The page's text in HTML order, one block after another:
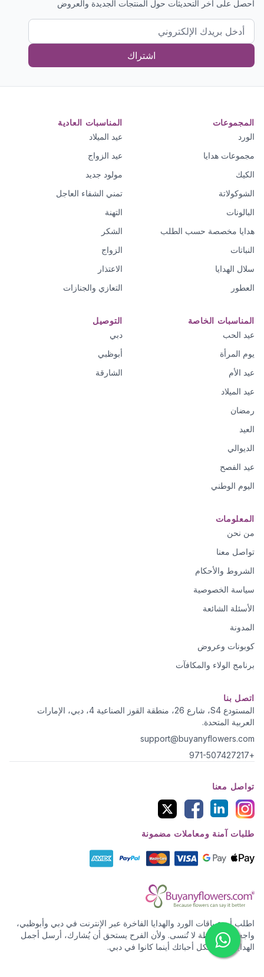
احصل على آخر التحديثات حول المنتجات الجديدة والعروض
اشتراك
المجموعات
الورد
مجموعات هدايا
الكيك
الشوكولاتة
البالونات
هدايا مخصصة حسب الطلب
النباتات
سلال الهدايا
العطور
المناسبات العادية
عيد الميلاد
عيد الزواج
مولود جديد
تمني الشفاء العاجل
التهنة
الشكر
الزواج
الاعتذار
التعازي والجنازات
المناسبات الخاصة
عيد الحب
يوم المرأة
عيد الأم
عيد الميلاد
رمضان
العيد
الديوالي
عيد الفصح
اليوم الوطني
التوصيل
دبي
أبوظبي
الشارقة
المعلومات
من نحن
تواصل معنا
الشروط والأحكام
سياسة الخصوصية
الأسئلة الشائعة
المدونة
كوبونات وعروض
برنامج الولاء والمكافآت
اتصل بنا
المستودع S4، شارع 26، منطقة القوز الصناعية 4، دبي، الإمارات
العربية المتحدة.
support@buyanyflowers.com
+971-507427217
تواصل معنا
طلبات آمنة ومعاملات مضمونة
اطلب أروع باقات الورد والهدايا الفاخرة عبر الإنترنت في دبي وأبوظبي،
واجعل كل لحظة لا تُنسى. ولأن الفرح يستحق أن يُشارك، أرسل أجمل
الهدايا والورد لكل أحبائك أينما كانوا في دبي.